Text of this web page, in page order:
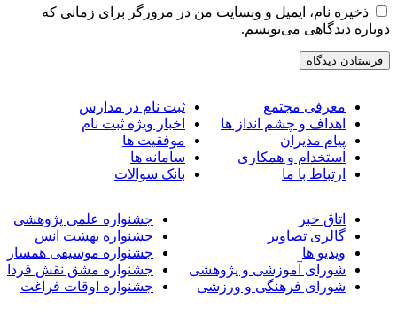
ذخیره نام، ایمیل و وبسایت من در مرورگر برای زمانی که
دیدگاهی می‌نویسم.
معرفی مجتمع
اهداف و چشم انداز ها
پیام مدیران
استخدام و همکاری
ارتباط با ما
ثبت نام در مدارس
اخبار ویژه ثبت نام
موفقیت ها
سامانه ها
بانک سوالات
اتاق خبر
گالری تصاویر
ویدیو ها
شورای آموزشی و پژوهشی
شورای فرهنگی و ورزشی
جشنواره علمی پژوهشی
جشنواره بهشت انس
جشنواره موسیقی همساز
جشنواره مشق نقش فردا
جشنواره اوقات فراغت